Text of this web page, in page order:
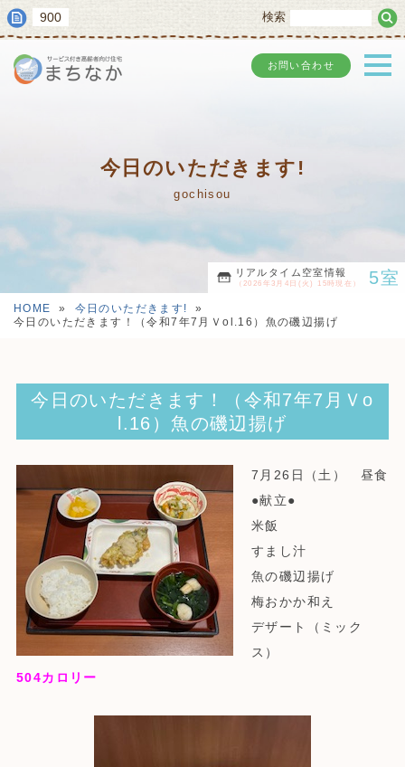
検索
900
お問い合わせ
リアルタイム空室情報
（2026年3月4日(火) 15時現在） 5室
今日のいただきます!
gochisou
HOME » 今日のいただきます!
»
今日のいただきます！（令和7年7月Ｖol.16）魚の磯辺揚げ
今日のいただきます！（令和7年7月Ｖo
l.16）魚の磯辺揚げ
7月26日（土） 昼食
●献立●
米飯
すまし汁
魚の磯辺揚げ
梅おかか和え
デザート（ミック
ス）
504カロリー